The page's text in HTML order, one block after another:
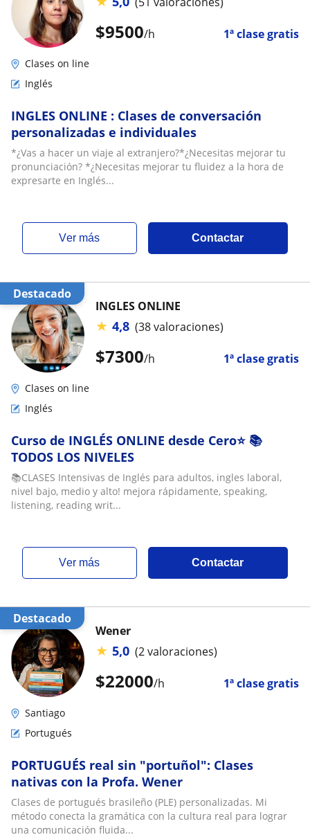
$9500/h 1ª clase gratis
Clases on line
Inglés
INGLES ONLINE : Clases de conversación
personalizadas e individuales
*¿Vas a hacer un viaje al extranjero?*¿Necesitas mejorar tu
pronunciación? *¿Necesitas mejorar tu fluidez a la hora de
expresarte en Inglés...
ver más Contactar
Destacado
$7300/h 1ª clase gratis
INGLES ONLINE
★ 4,8 (38 valoraciones)
Clases on line
Inglés
Curso de INGLÉS ONLINE desde Cero⭐ 📚
TODOS LOS NIVELES
📚CLASES Intensivas de Inglés para adultos, ingles laboral,
nivel bajo, medio y alto! mejora rápidamente, speaking,
listening, reading writ...
ver más Contactar
Destacado
$22000/h 1ª clase gratis
Wener
★ 5,0 (2 valoraciones)
Santiago
Portugués
PORTUGUÉS real sin "portuñol": Clases
nativas con la Profa. Wener
Clases de portugués brasileño (PLE) personalizadas. Mi
método conecta la gramática con la cultura real para lograr
una comunicación fluida...